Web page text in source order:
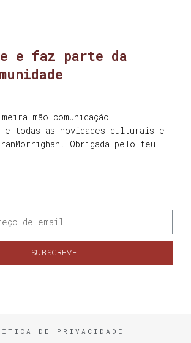
e faz parte da
mão comunicação
e todas as novidades culturais e
Obrigada pelo teu
SUBSCREVE
DE PRIVACIDADE